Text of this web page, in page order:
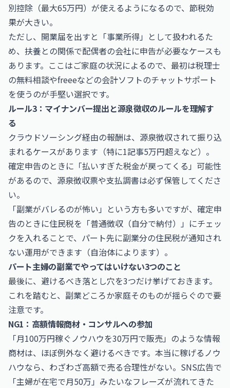
別控除（最大65万円）が使えるようになるので、節税効
果が大きい。
ただし、開業届を出すと「事業所得」として扱われるた
め、扶養との関係で配偶者の会社に申告が必要なケースも
あります。ここはご家庭の状況によるので、最初は税理士
の無料相談やfreeeなどの会計ソフトのチャットサポート
を使うのが手堅い選択です。
ルール3：マイナンバー提出と源泉徴収のルールを理解す
る
クラウドソーシング経由の報酬は、源泉徴収されて振り込
まれるケースがあります（特に1記事5万円超えなど）。
確定申告のときに「払いすぎた税金が戻ってくる」可能性
があるので、源泉徴収票や支払調書は必ず保管してくださ
い。
「副業がバレるのが怖い」という方も多いですが、確定申
告のときに住民税を「普通徴収（自分で納付）」にチェッ
クを入れることで、パート先に副業分の住民税が通知され
ない運用ができます（自治体によります）。
パート主婦の副業でやってはいけない3つのこと
最後に、避けるべき落とし穴を3つだけ挙げておきます。
これを踏むと、副業どころか家庭そのものが揺らぐので要
注意です。
NG1：高額情報商材・コンサルへの参加
「月100万円稼ぐノウハウを30万円で販売」のような情報
商材は、ほぼ例外なく避けるべきです。本当に稼げるノウ
ハウなら、わざわざ高額で売る合理性がない。SNS広告で
「主婦が在宅で月50万」みたいなフレーズが流れてきた